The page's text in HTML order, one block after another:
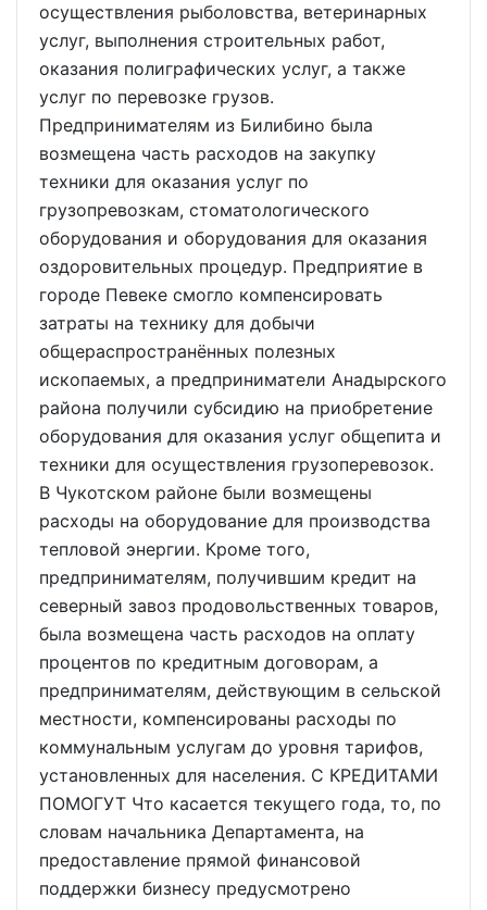
осуществления рыболовства, ветеринарных
услуг, выполнения строительных работ,
оказания полиграфических услуг, а также
услуг по перевозке грузов.
Предпринимателям из Билибино была
возмещена часть расходов на закупку
техники для оказания услуг по
грузопревозкам, стоматологического
оборудования и оборудования для оказания
оздоровительных процедур. Предприятие в
городе Певеке смогло компенсировать
затраты на технику для добычи
общераспространённых полезных
ископаемых, а предприниматели Анадырского
района получили субсидию на приобретение
оборудования для оказания услуг общепита и
техники для осуществления грузоперевозок.
В Чукотском районе были возмещены
расходы на оборудование для производства
тепловой энергии. Кроме того,
предпринимателям, получившим кредит на
северный завоз продовольственных товаров,
была возмещена часть расходов на оплату
процентов по кредитным договорам, а
предпринимателям, действующим в сельской
местности, компенсированы расходы по
коммунальным услугам до уровня тарифов,
установленных для населения. С КРЕДИТАМИ
ПОМОГУТ Что касается текущего года, то, по
словам начальника Департамента, на
предоставление прямой финансовой
поддержки бизнесу предусмотрено